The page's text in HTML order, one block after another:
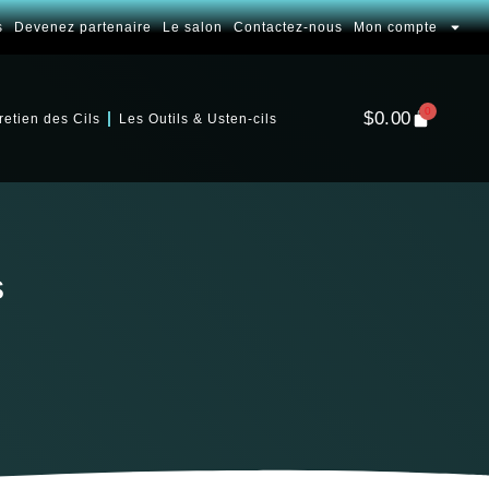
Devenez partenaire Le salon Contactez-nous Mon compte
des Cils Les Outils & Usten-cils $0.00 0